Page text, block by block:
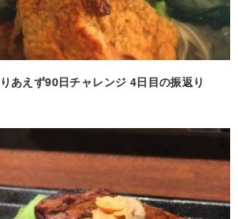
あえず90日チャレンジ 4日目の振返り